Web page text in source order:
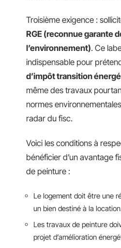
Troisième exigence :
RGE (reconnue garante
l’environnement). Ce
indispensable pour
d’impôt transition
même des travaux
normes
radar du fisc.
Voici les conditions à
bénéficier d’un avantage
de peinture :
Le logement doit être une
un bien destiné à la
Les travaux de peinture
projet d’amélioration